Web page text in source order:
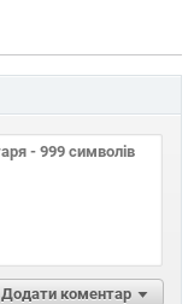
Додати коментар